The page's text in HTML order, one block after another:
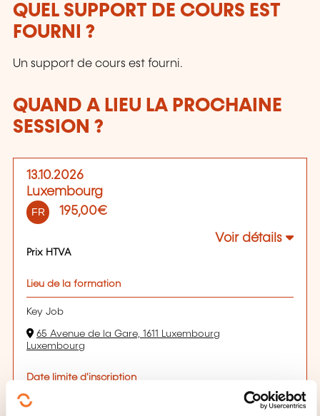
QUEL SUPPORT DE COURS EST
FOURNI ?
Un support de cours est fourni.
QUAND A LIEU LA PROCHAINE
SESSION ?
13.10.2026
Luxembourg
FR 195,00€
Voir détails
Prix HTVA
Lieu de la formation
Key Job
65 Avenue de la Gare, 1611 Luxembourg
Luxembourg
Date limite d'inscription
13.10.2026